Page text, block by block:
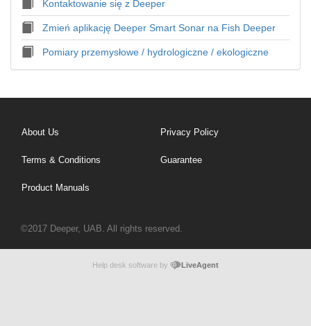
Kontaktowanie się z Deeper
Zmień aplikację Deeper Smart Sonar na Fish Deeper
Pomiary przemysłowe / hydrologiczne / ekologiczne
About Us Privacy Policy
Terms & Conditions Guarantee
Product Manuals
©2017 Deeper, UAB. All rights reserved.
Help desk software by LiveAgent